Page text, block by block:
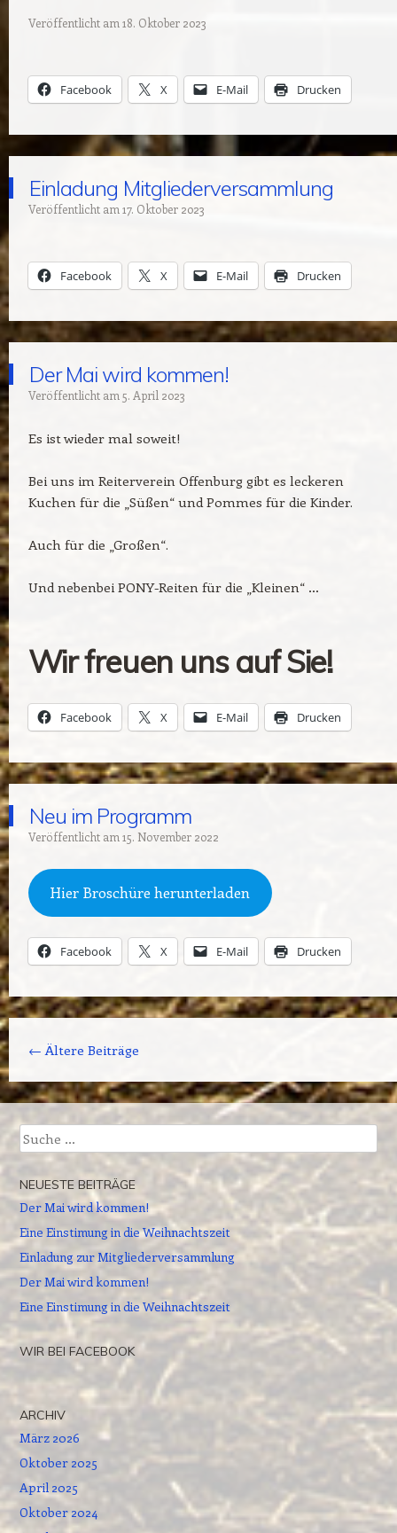
Veröffentlicht am 18. Oktober 2023
Facebook X E-Mail Drucken
Einladung Mitgliederversammlung
Veröffentlicht am 17. Oktober 2023
Facebook X E-Mail Drucken
Der Mai wird kommen!
Veröffentlicht am 5. April 2023
Es ist wieder mal soweit!
Bei uns im Reiterverein Offenburg gibt es leckeren
Kuchen für die „Süßen“ und Pommes für die Kinder.
Auch für die „Großen“.
Und nebenbei PONY-Reiten für die „Kleinen“ …
Wir freuen uns auf Sie!
Facebook X E-Mail Drucken
Neu im Programm
Veröffentlicht am 15. November 2022
Hier Broschüre herunterladen
Facebook X E-Mail Drucken
← Ältere Beiträge
Suche
NEUESTE BEITRÄGE
Der Mai wird kommen!
Eine Einstimung in die Weihnachtszeit
Einladung zur Mitgliederversammlung
Der Mai wird kommen!
Eine Einstimung in die Weihnachtszeit
WIR BEI FACEBOOK
ARCHIV
März 2026
Oktober 2025
April 2025
Oktober 2024